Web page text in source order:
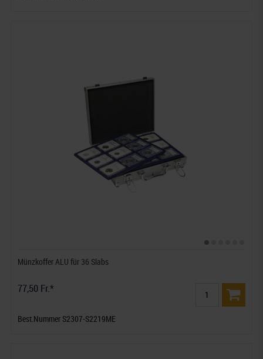
Münzkoffer ALU für 36 Slabs
77,50 Fr.*
Best.Nummer S2307-S2219ME